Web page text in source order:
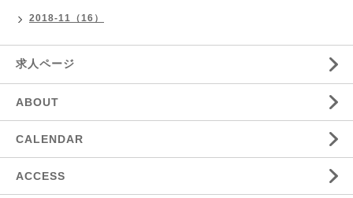
2018-11（16）
求人ページ
ABOUT
CALENDAR
ACCESS